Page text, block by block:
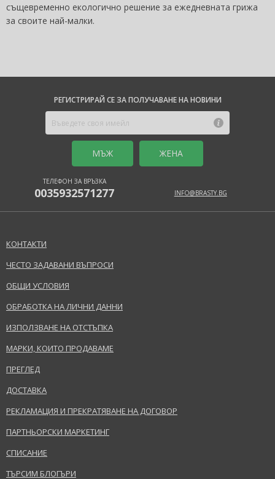
същевременно екологично решение за ежедневната грижа
за своите най-малки.
РЕГИСТРИРАЙ СЕ ЗА ПОЛУЧАВАНЕ НА НОВИНИ
MЪЖ ЖЕНА
ТЕЛЕФОН ЗА ВРЪЗКА
0035932571277 INFO@BRASTY.BG
КОНТАКТИ
ЧЕСТО ЗАДАВАНИ ВЪПРОСИ
ОБЩИ УСЛОВИЯ
ОБРАБОТКА НА ЛИЧНИ ДАННИ
ИЗПОЛЗВАНЕ НА ОТСТЪПКА
МАРКИ, КОИТО ПРОДАВАМЕ
ПРЕГЛЕД
ДОСТАВКА
РЕКЛАМАЦИЯ И ПРЕКРАТЯВАНЕ НА ДОГОВОР
ПАРТНЬОРСКИ МАРКЕТИНГ
СПИСАНИЕ
ТЪРСИМ БЛОГЪРИ